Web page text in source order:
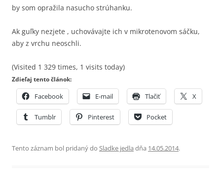
by som opražila nasucho strúhanku.
Ak guľky nezjete , uchovávajte ich v mikrotenovom sáčku,
aby z vrchu neoschli.
(Visited 1 329 times, 1 visits today)
Zdieľaj tento článok:
Facebook E-mail Tlačiť X
Tumblr Pinterest Pocket
Tento záznam bol pridaný do Sladke jedla dňa 14.05.2014.